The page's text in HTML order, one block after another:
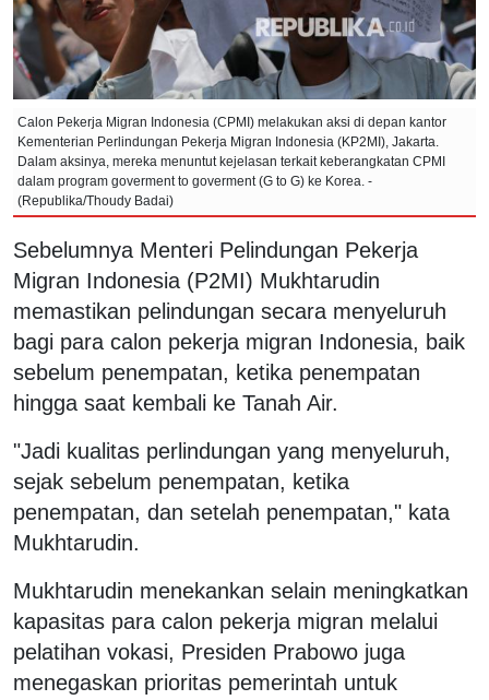
Calon Pekerja Migran Indonesia (CPMI) melakukan aksi di depan kantor
Kementerian Perlindungan Pekerja Migran Indonesia (KP2MI), Jakarta.
Dalam aksinya, mereka menuntut kejelasan terkait keberangkatan CPMI
dalam program goverment to goverment (G to G) ke Korea. -
(Republika/Thoudy Badai)
Sebelumnya Menteri Pelindungan Pekerja
Migran Indonesia (P2MI) Mukhtarudin
memastikan pelindungan secara menyeluruh
bagi para calon pekerja migran Indonesia, baik
sebelum penempatan, ketika penempatan
hingga saat kembali ke Tanah Air.
"Jadi kualitas perlindungan yang menyeluruh,
sejak sebelum penempatan, ketika
penempatan, dan setelah penempatan," kata
Mukhtarudin.
Mukhtarudin menekankan selain meningkatkan
kapasitas para calon pekerja migran melalui
pelatihan vokasi, Presiden Prabowo juga
menegaskan prioritas pemerintah untuk